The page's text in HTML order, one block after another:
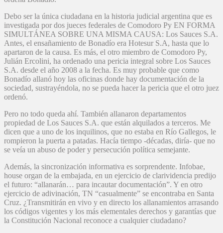
Debo ser la única ciudadana en la historia judicial argentina que es
investigada por dos jueces federales de Comodoro Py EN FORMA
SIMULTÁNEA SOBRE UNA MISMA CAUSA: Los Sauces S.A.
Antes, el ensañamiento de Bonadío era Hotesur S.A, hasta que lo
apartaron de la causa. Es más, el otro miembro de Comodoro Py,
Julián Ercolini, ha ordenado una pericia integral sobre Los Sauces
S.A. desde el año 2008 a la fecha. Es muy probable que como
Bonadío allanó hoy las oficinas donde hay documentación de la
sociedad, sustrayéndola, no se pueda hacer la pericia que el otro juez
ordenó.
Pero no todo queda ahí. También allanaron departamentos
propiedad de Los Sauces S.A. que están alquilados a terceros. Me
dicen que a uno de los inquilinos, que no estaba en Río Gallegos, le
rompieron la puerta a patadas. Hacía tiempo -décadas, diría- que no
se veía un abuso de poder y persecución política semejante.
Además, la sincronización informativa es sorprendente. Infobae,
house organ de la embajada, en un ejercicio de clarividencia predijo
el futuro: “allanarán… para incautar documentación”. Y en otro
ejercicio de adivinación, TN “casualmente” se encontraba en Santa
Cruz. ¿Transmitirán en vivo y en directo los allanamientos arrasando
los códigos vigentes y los más elementales derechos y garantías que
la Constitución Nacional reconoce a cualquier ciudadano?